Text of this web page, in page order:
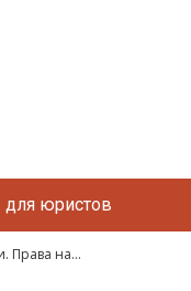
юристов
Права на...